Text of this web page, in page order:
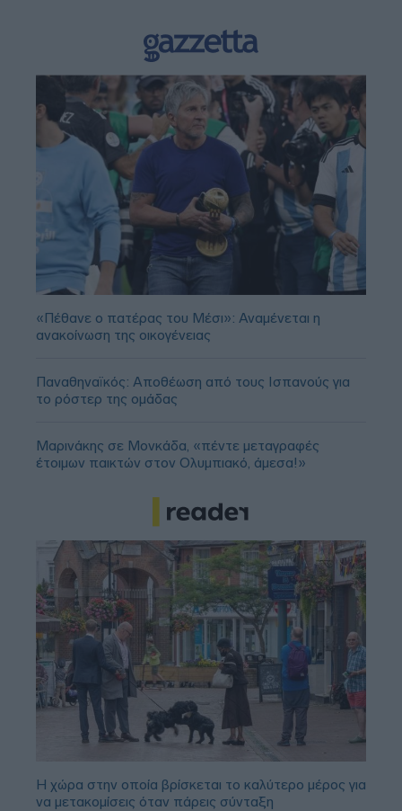
«Πέθανε ο πατέρας του Μέσι»: Αναμένεται η
ανακοίνωση της οικογένειας
Παναθηναϊκός: Αποθέωση από τους Ισπανούς για
το ρόστερ της ομάδας
Μαρινάκης σε Μονκάδα, «πέντε μεταγραφές
έτοιμων παικτών στον Ολυμπιακό, άμεσα!»
Η χώρα στην οποία βρίσκεται το καλύτερο μέρος για
να μετακομίσεις όταν πάρεις σύνταξη